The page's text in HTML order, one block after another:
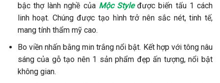
bậc thợ lành nghề của Mộc Style được biến tấu 1 cách
linh hoạt. Chúng được tạo hình trở nên sắc nét, tinh tế,
mang tính thẩm mỹ cao.
Bo viền nhấn bằng min trắng nổi bật. Kết hợp với tông nâu
sáng của gỗ tạo nên 1 sản phẩm đẹp ấn tượng, nổi bật
không gian.